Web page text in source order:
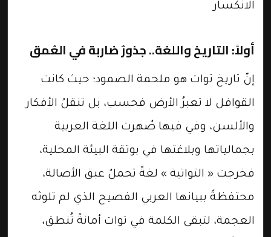
الانكسار
​أولاً: التاريخ واللغة.. جذورٌ ضاربة في العُمق
​إنّ تاريخ توات هو ملحمة الصمود؛ حيث كانت
القوافل لا تعبرُ الأرض فحسب، بل تنقلُ الأفكار
والألسن، وفي فيها صُهرت اللغة العربية
بجمالياتها وبلاغتها في بوتقة البيئة المحلية،
فخرجت « التواتية » لغةً تحملُ عبق الأصالة،
محتفظةً ببيانها العربي الفصيح الذي لم تلوثه
العجمة، لتبقى الكلمة في توات أمانةً تُنطق،